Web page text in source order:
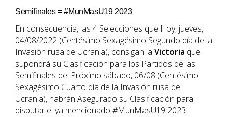
Semifinales = #MunMasU19 2023
En consecuencia, las 4 Selecciones que Hoy, jueves,
04/08/2022 (Centésimo Sexagésimo Segundo día de la
Invasión rusa de Ucrania), consigan la Victoria que
supondrá su Clasificación para los Partidos de las
Semifinales del Próximo sábado, 06/08 (Centésimo
Sexagésimo Cuarto día de la Invasión rusa de
Ucrania), habrán Asegurado su Clasificación para
disputar el ya mencionado #MunMasU19 2023.